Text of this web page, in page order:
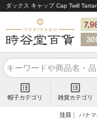
帽子カテゴリ 雑貨カテゴリ
注目 パナ